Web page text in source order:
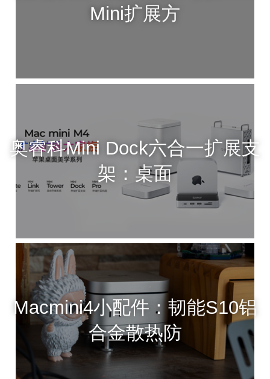
Mini扩展方
奥睿科Mini Dock六合一扩展支
架：桌面
Macmini4小配件：韧能S10铝
合金散热防